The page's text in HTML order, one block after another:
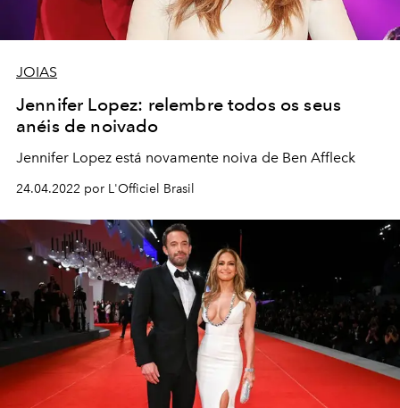
JOIAS
Jennifer Lopez: relembre todos os seus
anéis de noivado
Jennifer Lopez está novamente noiva de Ben Affleck
24.04.2022 por L'Officiel Brasil